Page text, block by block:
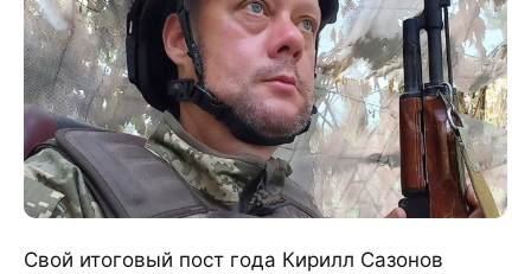
Свой итоговый пост года Кирилл Сазонов